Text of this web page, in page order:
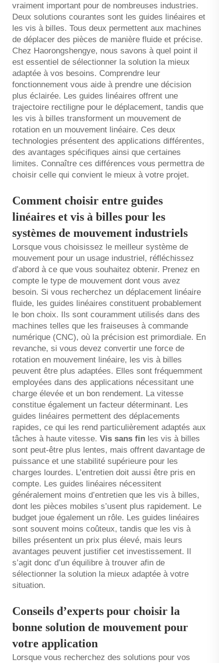
vraiment important pour de nombreuses industries.
Deux solutions courantes sont les guides linéaires et
les vis à billes. Tous deux permettent aux machines
de déplacer des pièces de manière fluide et précise.
Chez Haorongshengye, nous savons à quel point il
est essentiel de sélectionner la solution la mieux
adaptée à vos besoins. Comprendre leur
fonctionnement vous aide à prendre une décision
plus éclairée. Les guides linéaires offrent une
trajectoire rectiligne pour le déplacement, tandis que
les vis à billes transforment un mouvement de
rotation en un mouvement linéaire. Ces deux
technologies présentent des applications différentes,
des avantages spécifiques ainsi que certaines
limites. Connaître ces différences vous permettra de
choisir celle qui convient le mieux à votre projet.
Comment choisir entre guides
linéaires et vis à billes pour les
systèmes de mouvement industriels
Lorsque vous choisissez le meilleur système de
mouvement pour un usage industriel, réfléchissez
d’abord à ce que vous souhaitez obtenir. Prenez en
compte le type de mouvement dont vous avez
besoin. Si vous recherchez un déplacement linéaire
fluide, les guides linéaires constituent probablement
le bon choix. Ils sont couramment utilisés dans des
machines telles que les fraiseuses à commande
numérique (CNC), où la précision est primordiale. En
revanche, si vous devez convertir une force de
rotation en mouvement linéaire, les vis à billes
peuvent être plus adaptées. Elles sont fréquemment
employées dans des applications nécessitant une
charge élevée et un bon rendement. La vitesse
constitue également un facteur déterminant. Les
guides linéaires permettent des déplacements
rapides, ce qui les rend particulièrement adaptés aux
tâches à haute vitesse. Vis sans fin les vis à billes
sont peut-être plus lentes, mais offrent davantage de
puissance et une stabilité supérieure pour les
charges lourdes. L’entretien doit aussi être pris en
compte. Les guides linéaires nécessitent
généralement moins d’entretien que les vis à billes,
dont les pièces mobiles s’usent plus rapidement. Le
budget joue également un rôle. Les guides linéaires
sont souvent moins coûteux, tandis que les vis à
billes présentent un prix plus élevé, mais leurs
avantages peuvent justifier cet investissement. Il
s’agit donc d’un équilibre à trouver afin de
sélectionner la solution la mieux adaptée à votre
situation.
Conseils d’experts pour choisir la
bonne solution de mouvement pour
votre application
Lorsque vous recherchez des solutions pour vos